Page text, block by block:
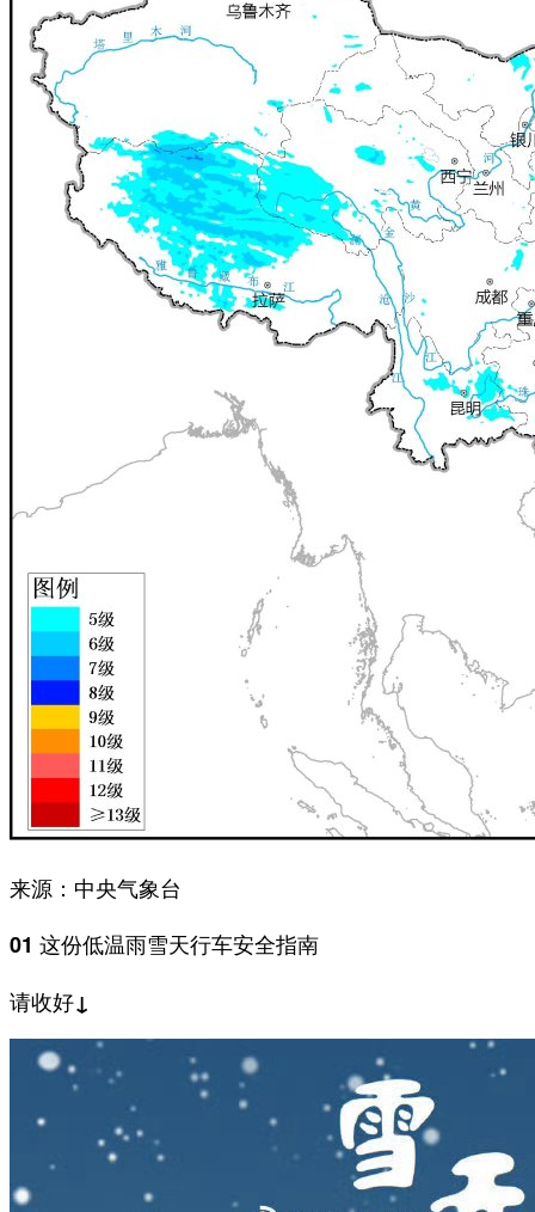
来源：中央气象台
01 这份低温雨雪天行车安全指南
请收好↓